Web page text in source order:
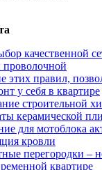
качественной
проволочной
этих правил,
у себя в квартире
строительной
керамической
для мотоблока
кровли
перегородки –
квартире